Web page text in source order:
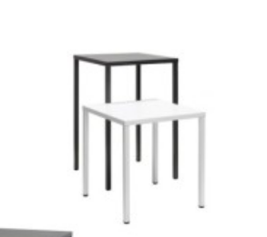
in 4 giorni lavorativi. Gli articoli sono
step imposti durante la selezione del
Per l’acquisto di un numero superiore si